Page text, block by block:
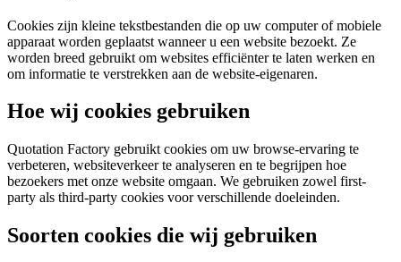
Cookies zijn kleine tekstbestanden die op uw computer of mobiele
apparaat worden geplaatst wanneer u een website bezoekt. Ze
worden breed gebruikt om websites efficiënter te laten werken en
om informatie te verstrekken aan de website-eigenaren.
Hoe wij cookies gebruiken
Quotation Factory gebruikt cookies om uw browse-ervaring te
verbeteren, websiteverkeer te analyseren en te begrijpen hoe
bezoekers met onze website omgaan. We gebruiken zowel first-
party als third-party cookies voor verschillende doeleinden.
Soorten cookies die wij gebruiken